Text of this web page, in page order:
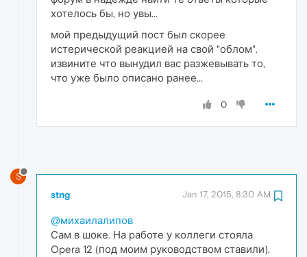
хотелось бы, но увы...
мой предыдущий пост был скорее
истерической реакцией на свой "облом".
извините что вынудил вас разжевывать то,
что уже было описано ранее...
0
S
stng Jan 17, 2015, 8:30 AM
@михаилалипов
Сам в шоке. На работе у коллеги стояла
Opera 12 (под моим руководством ставили).